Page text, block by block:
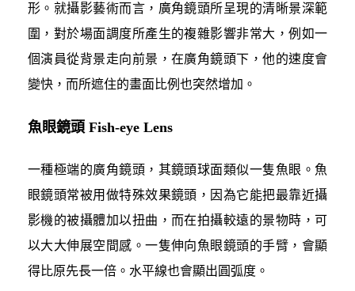
形。就攝影藝術而言，廣角鏡頭所呈現的清晰景深範
圍，對於場面調度所產生的複雜影響非常大，例如一
個演員從背景走向前景，在廣角鏡頭下，他的速度會
變快，而所遮住的畫面比例也突然增加。
魚眼鏡頭 Fish-eye Lens
一種極端的廣角鏡頭，其鏡頭球面類似一隻魚眼。魚
眼鏡頭常被用做特殊效果鏡頭，因為它能把最靠近攝
影機的被攝體加以扭曲，而在拍攝較遠的景物時，可
以大大伸展空間感。一隻伸向魚眼鏡頭的手臂，會顯
得比原先長一倍。水平線也會顯出圓弧度。